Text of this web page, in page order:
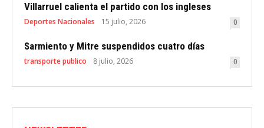
Villarruel calienta el partido con los ingleses
Deportes Nacionales 15 julio, 2026 0
Sarmiento y Mitre suspendidos cuatro días
transporte publico 8 julio, 2026 0